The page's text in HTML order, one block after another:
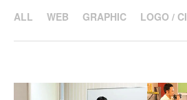
ALL WEB GRAPHIC LOGO / CI